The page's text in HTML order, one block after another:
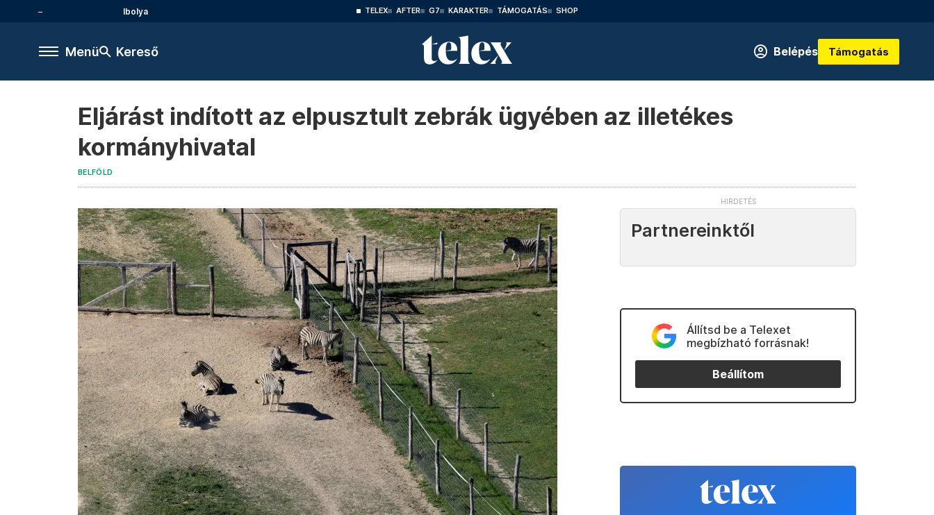
Ibolya TELEX AFTER G7 KARAKTER TÁMOGATÁS SHOP
Menü Kereső Belépés Támogatás
Eljárást indított az elpusztult zebrák ügyében az illetékes
kormányhivatal
BELFÖLD
Partnereinktől
Állítsd be a Telexet
megbízható forrásnak!
Beállítom